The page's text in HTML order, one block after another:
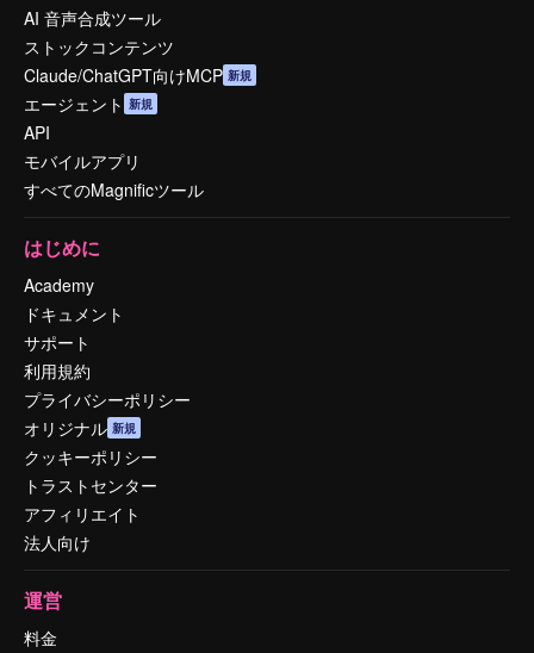
AI 音声合成ツール
ストックコンテンツ
Claude/ChatGPT向けMCP 新規
エージェント 新規
API
モバイルアプリ
すべてのMagnificツール
はじめに
Academy
ドキュメント
サポート
利用規約
プライバシーポリシー
オリジナル 新規
クッキーポリシー
トラストセンター
アフィリエイト
法人向け
運営
料金